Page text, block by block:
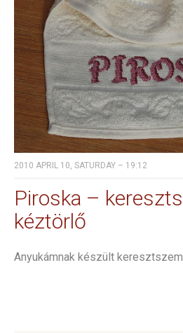
2010 APRIL 10, SATURDAY – 19:12
Piroska –
kéztörlő
Anyukámnak készült